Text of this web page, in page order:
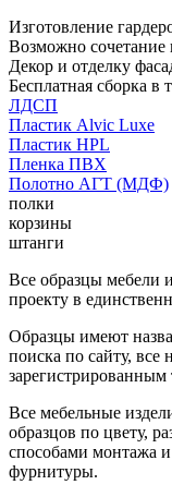
Изготовление
Возможно сочетание
Декор и отделку
Бесплатная сборка в
ЛДСП
Пластик Alvic Luxe
Пластик HPL
Пленка ПВХ
Полотно АГТ (МДФ)
полки
корзины
штанги
Все образцы мебели
проекту в
Образцы имеют
поиска по сайту, все
Все мебельные
образцов по цвету,
способами монтажа
фурнитуры.